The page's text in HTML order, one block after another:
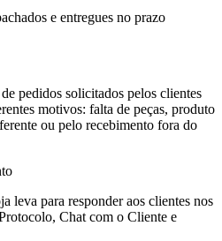
e entregues no prazo
pedidos solicitados pelos clientes
motivos: falta de peças, produto
ou pelo recebimento fora do
leva para responder aos clientes nos
Chat com o Cliente e